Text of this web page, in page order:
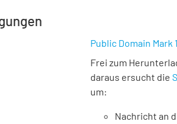
Public Domain Mark
Frei zum
daraus ersucht die
um:
Nachricht an